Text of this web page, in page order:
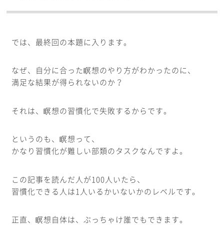
では、最終回の本題に入ります。
なぜ、自分に合った瞑想のやり方がわかったのに、
満足な結果が得られないのか？
それは、瞑想の習慣化で失敗するからです。
というのも、瞑想って、
かなり習慣化が難しい部類のタスクなんですよ。
この記事を読んだ人が100人いたら、
習慣化できる人は1人いるかいないかのレベルです。
正直、瞑想自体は、ぶっちゃけ誰でもできます。